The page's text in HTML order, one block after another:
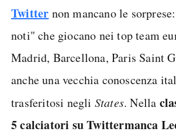
Twitter non mancano le
noti" che giocano nei top team
Madrid, Barcellona, Paris Saint
anche una vecchia conoscenza
trasferitosi negli States. Nella
5 calciatori su Twittermanca